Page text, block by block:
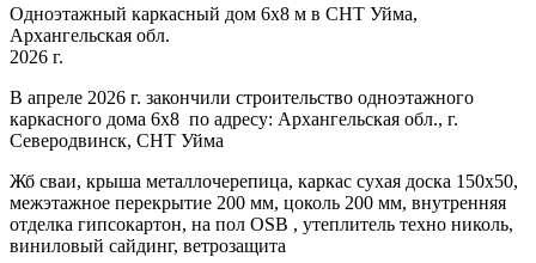
Одноэтажный каркасный дом 6х8 м в СНТ Уйма,
Архангельская обл.
2026 г.
В апреле 2026 г. закончили строительство одноэтажного
каркасного дома 6х8 по адресу: Архангельская обл., г.
Северодвинск, СНТ Уйма
Жб сваи, крыша металлочерепица, каркас сухая доска 150х50,
межэтажное перекрытие 200 мм, цоколь 200 мм, внутренняя
отделка гипсокартон, на пол OSB , утеплитель техно николь,
виниловый сайдинг, ветрозащита